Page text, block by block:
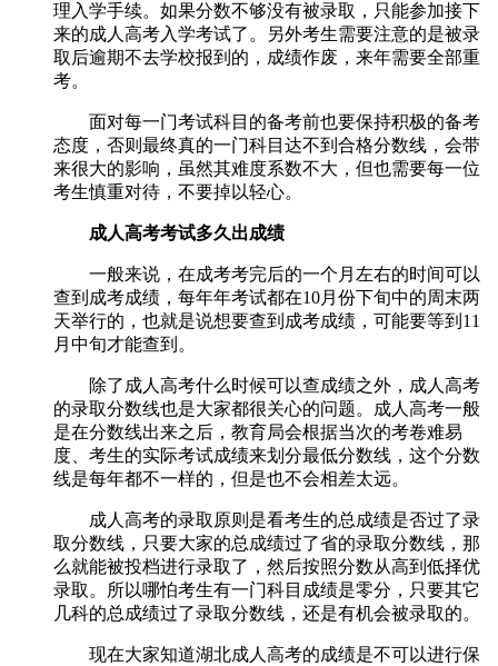
理入学手续。如果分数不够没有被录取，只能参加接下
来的成人高考入学考试了。另外考生需要注意的是被录
取后逾期不去学校报到的，成绩作废，来年需要全部重
考。
面对每一门考试科目的备考前也要保持积极的备考
态度，否则最终真的一门科目达不到合格分数线，会带
来很大的影响，虽然其难度系数不大，但也需要每一位
考生慎重对待，不要掉以轻心。
成人高考考试多久出成绩
一般来说，在成考考完后的一个月左右的时间可以
查到成考成绩，每年年考试都在10月份下旬中的周末两
天举行的，也就是说想要查到成考成绩，可能要等到11
月中旬才能查到。
除了成人高考什么时候可以查成绩之外，成人高考
的录取分数线也是大家都很关心的问题。成人高考一般
是在分数线出来之后，教育局会根据当次的考卷难易
度、考生的实际考试成绩来划分最低分数线，这个分数
线是每年都不一样的，但是也不会相差太远。
成人高考的录取原则是看考生的总成绩是否过了录
取分数线，只要大家的总成绩过了省的录取分数线，那
么就能被投档进行录取了，然后按照分数从高到低择优
录取。所以哪怕考生有一门科目成绩是零分，只要其它
几科的总成绩过了录取分数线，还是有机会被录取的。
现在大家知道湖北成人高考的成绩是不可以进行保